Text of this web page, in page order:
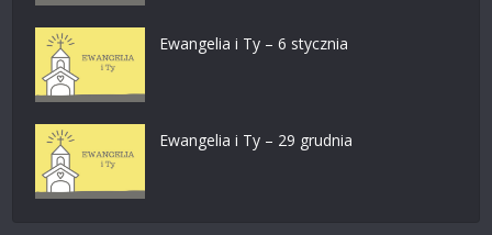
Ewangelia i Ty – 6 stycznia
Ewangelia i Ty – 29 grudnia